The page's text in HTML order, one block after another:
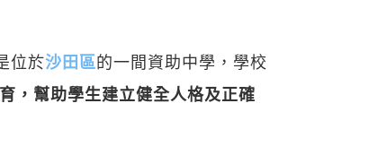
位於沙田區的一間資助中學，學校
，幫助學生建立健全人格及正確